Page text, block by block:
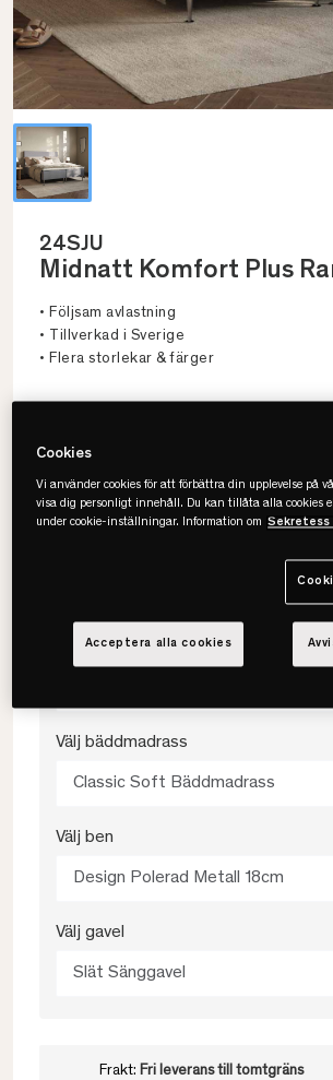
24SJU
Midnatt Komfort Plus
• Följsam avlastning
• Tillverkad i Sverige
• Flera storlekar & färger
90x200
Välj fasthet
Välj bäddmadrass
Classic Soft Bäddmadrass
Välj ben
Design Polerad Metall 18cm
Välj gavel
Slät Sänggavel
Frakt: Fri leverans till tomtgräns
Cookies
Vi använder cookies för att förbättra din upplevelse på
visa dig personligt innehåll. Du kan tillåta alla cookies
under cookie-inställningar. Information om Sekretess
Acceptera alla cookies